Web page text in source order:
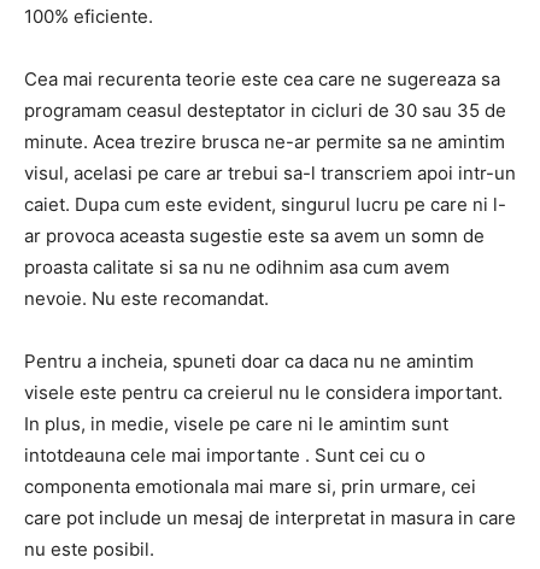
100% eficiente.
Cea mai recurenta teorie este cea care ne sugereaza sa
programam ceasul desteptator in cicluri de 30 sau 35 de
minute. Acea trezire brusca ne-ar permite sa ne amintim
visul, acelasi pe care ar trebui sa-l transcriem apoi intr-un
caiet. Dupa cum este evident, singurul lucru pe care ni l-
ar provoca aceasta sugestie este sa avem un somn de
proasta calitate si sa nu ne odihnim asa cum avem
nevoie. Nu este recomandat.
Pentru a incheia, spuneti doar ca daca nu ne amintim
visele este pentru ca creierul nu le considera important.
In plus, in medie, visele pe care ni le amintim sunt
intotdeauna cele mai importante . Sunt cei cu o
componenta emotionala mai mare si, prin urmare, cei
care pot include un mesaj de interpretat in masura in care
nu este posibil.